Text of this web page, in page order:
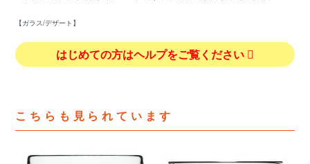
【ガラス/デザート】
はじめての方はヘルプをご覧ください
こちらも見られています